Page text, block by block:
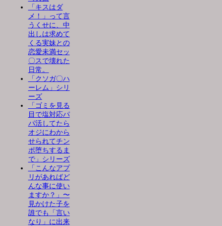
「キスはダ
メ！」って言
うくせに、中
出しは求めて
くる実妹との
恋愛未満セッ
〇スで壊れた
日常。
「クソガ〇ハ
ーレム」シリ
ーズ
「ゴミを見る
目で塩対応パ
パ活してたら
オジにわから
せられてチン
ポ堕ちするま
で」シリーズ
「こんなアプ
リがあればど
んな事に使い
ますか？」〜
見かけた子を
誰でも「言い
なり」に出来